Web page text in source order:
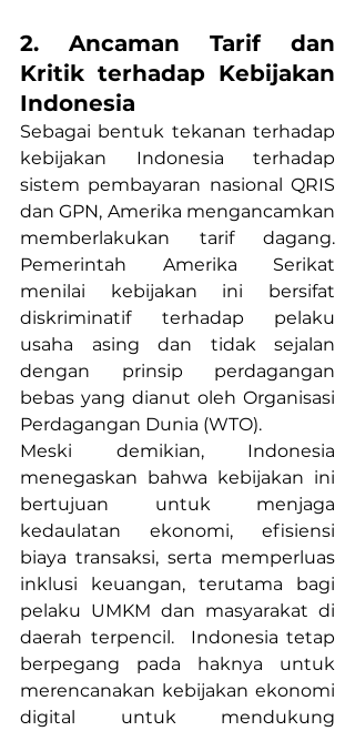
2. Ancaman Tarif dan
Kritik terhadap Kebijakan
Indonesia
Sebagai bentuk tekanan terhadap
kebijakan Indonesia terhadap
sistem pembayaran nasional QRIS
dan GPN, Amerika mengancamkan
memberlakukan tarif dagang.
Pemerintah Amerika Serikat
menilai kebijakan ini bersifat
diskriminatif terhadap pelaku
usaha asing dan tidak sejalan
dengan prinsip perdagangan
bebas yang dianut oleh Organisasi
Perdagangan Dunia (WTO).
Meski demikian, Indonesia
menegaskan bahwa kebijakan ini
bertujuan untuk menjaga
kedaulatan ekonomi, efisiensi
biaya transaksi, serta memperluas
inklusi keuangan, terutama bagi
pelaku UMKM dan masyarakat di
daerah terpencil.  Indonesia tetap
berpegang pada haknya untuk
merencanakan kebijakan ekonomi
digital untuk mendukung